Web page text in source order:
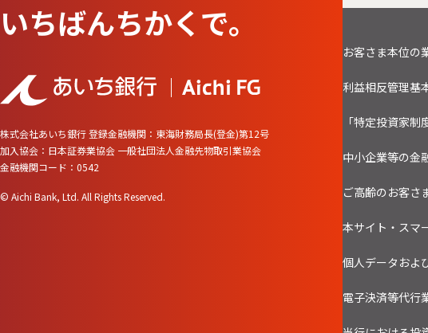
いちばんちかくで。
株式会社あいち銀行登録金融機関：東海財務局長(登金)第12号
加入協会：日本証券業協会 一般社団法人金融先物取引業協会
金融機関コード：0542
© Aichi Bank, Ltd. All Rights Reserved.
お客さま本位の
利益相反管理基
「特定投資家
中小企業等の金
ご高齢のお客さ
本サイト・スマ
個人データおよ
電子決済等代行